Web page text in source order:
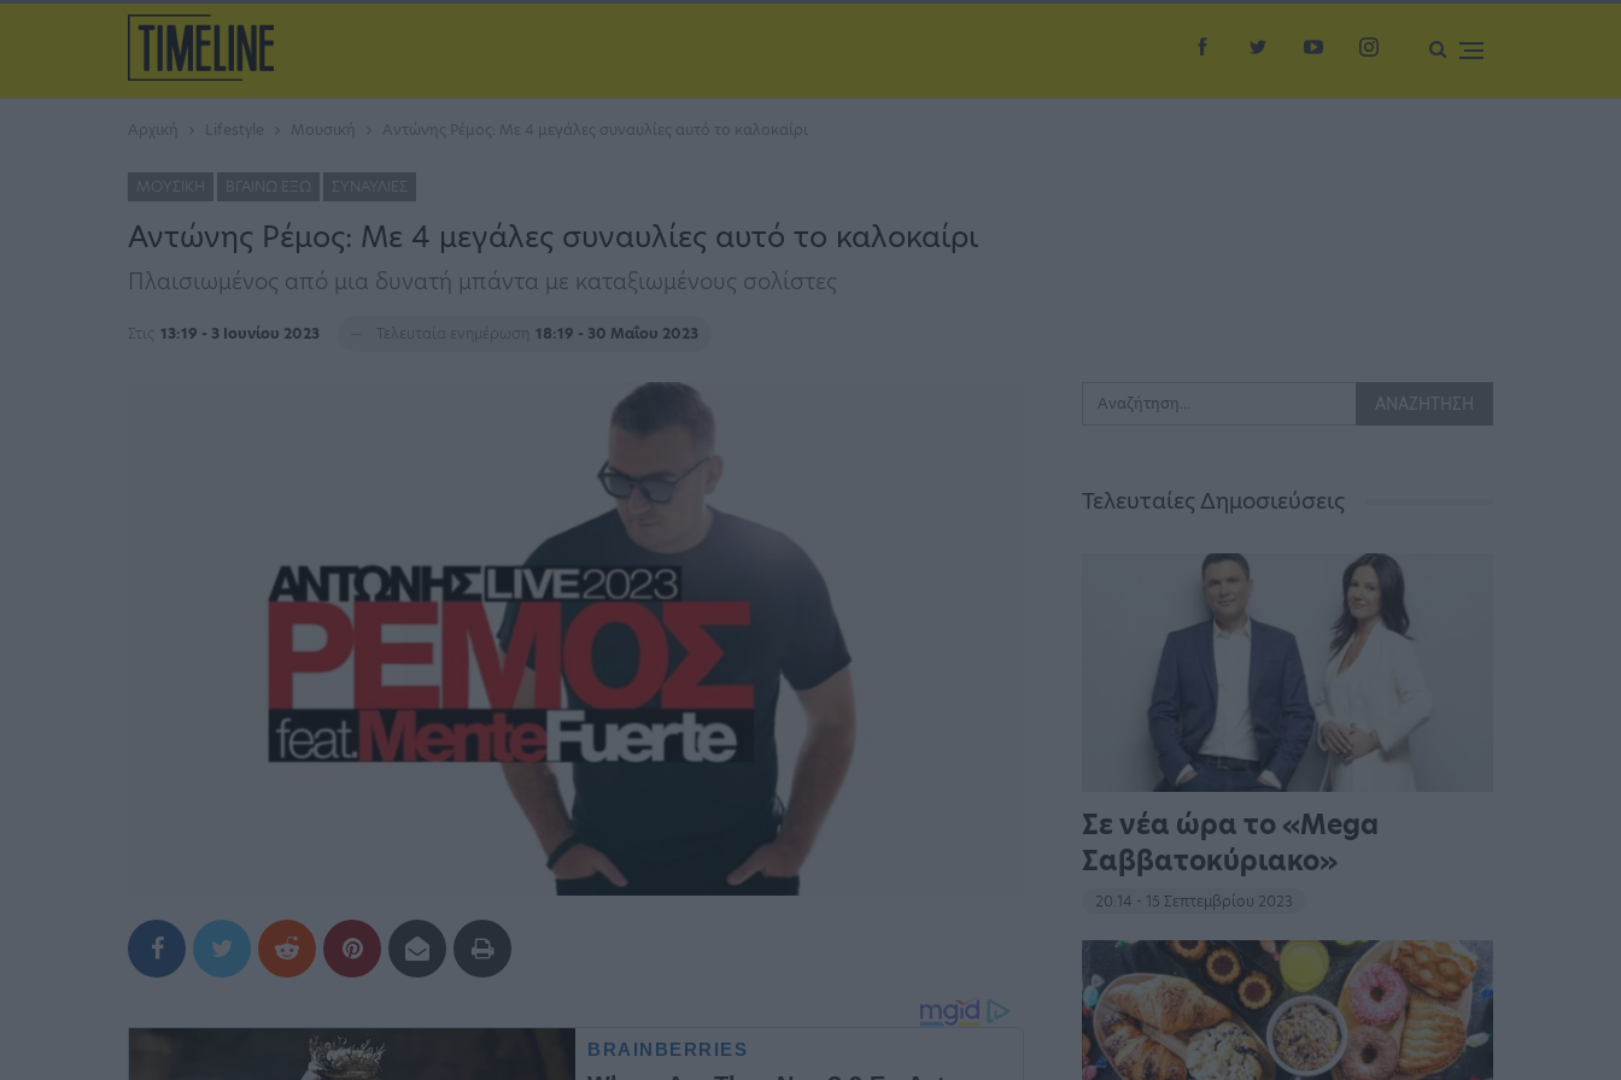
Αρχική Lifestyle Μουσική Αντώνης Ρέμος: Με 4 μεγάλες συναυλίες αυτό το καλοκαίρι
ΜΟΥΣΙΚΉ ΒΓΑΊΝΩ ΈΞΩ ΣΥΝΑΥΛΊΕΣ
Αντώνης Ρέμος: Με 4 μεγάλες συναυλίες αυτό το καλοκαίρι
Πλαισιωμένος από μια δυνατή μπάντα με καταξιωμένους σολίστες
Στις 13:19 - 3 Ιουνίου 2023 Τελευταία ενημέρωση 18:19 - 30 Μαΐου 2023
Τελευταίες Δημοσιεύσεις
Σε νέα ώρα το «Mega
Σαββατοκύριακο»
20:14 - 15 Σεπτεμβρίου 2023